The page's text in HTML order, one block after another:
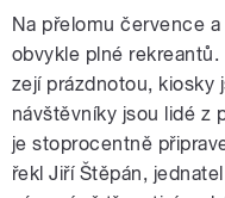
Na přelomu července
obvykle plné
zejí prázdnotou, kiosky
návštěvníky jsou lidé z
je stoprocentně
řekl Jiří Štěpán,